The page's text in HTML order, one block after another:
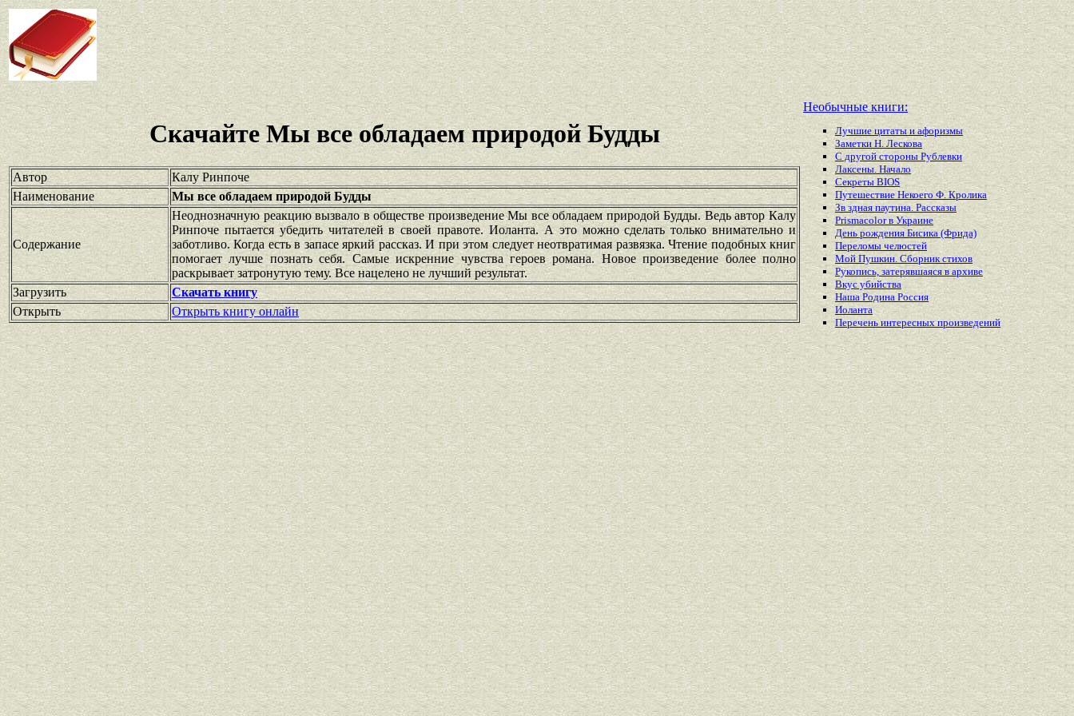
Скачайте Мы все обладаем природой Будды
Автор
Калу Ринпоче
Наименование
Мы все обладаем природой Будды
Содержание
Неоднозначную реакцию вызвало в обществе произведение Мы все обладаем природой Будды. Ведь автор Калу
Ринпоче пытается убедить читателей в своей правоте. Иоланта. А это можно сделать только внимательно и
заботливо. Когда есть в запасе яркий рассказ. И при этом следует неотвратимая развязка. Чтение подобных книг
помогает лучше познать себя. Самые искренние чувства героев романа. Новое произведение более полно
раскрывает затронутую тему. Все нацелено не лучший результат.
Загрузить
Скачать книгу
Открыть
Открыть книгу онлайн
Необычные книги:
Лучшие цитаты и афоризмы
Заметки Н. Лескова
С другой стороны Рублевки
Лаксены. Начало
Секреты BIOS
Путешествие Некоего Ф. Кролика
Зв здная паутина. Рассказы
Prismacolor в Украине
День рождения Бисика (Фрида)
Переломы челюстей
Мой Пушкин. Сборник стихов
Рукопись, затерявшаяся в архиве
Вкус убийства
Наша Родина Россия
Иоланта
Перечень интересныхпроизведений